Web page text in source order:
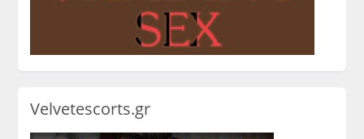
Velvetescorts.gr